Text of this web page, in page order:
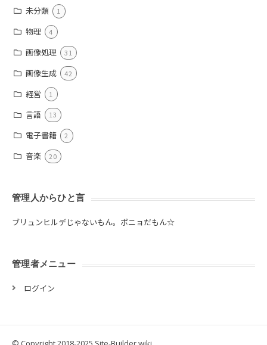
未分類 1
物理 4
画像処理 31
画像生成 42
経営 1
言語 13
電子書籍 2
音楽 20
管理人からひと言
ブリュンヒルデじゃないもん。ポニョだもん☆
管理者メニュー
ログイン